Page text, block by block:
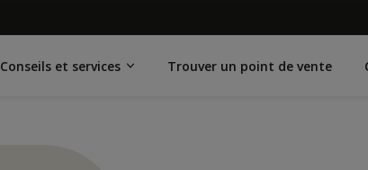
Conseils et services Trouver un point de vente